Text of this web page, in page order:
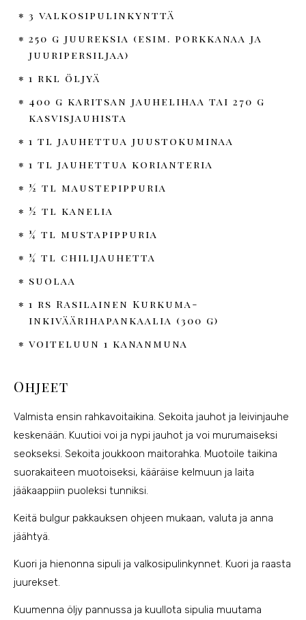
3 valkosipulinkynttä
250 g juureksia (esim. porkkanaa ja
juuripersiljaa)
1 rkl öljyä
400 g karitsan jauhelihaa tai 270 g
kasvisjauhista
1 tl jauhettua juustokuminaa
1 tl jauhettua korianteria
½ tl maustepippuria
½ tl kanelia
¼ tl mustapippuria
¼ tl chilijauhetta
suolaa
1 rs Rasilainen Kurkuma-
inkiväärihapankaalia (300 g)
voiteluun 1 kananmuna
Ohjeet
Valmista ensin rahkavoitaikina. Sekoita jauhot ja leivinjauhe
keskenään. Kuutioi voi ja nypi jauhot ja voi murumaiseksi
seokseksi. Sekoita joukkoon maitorahka. Muotoile taikina
suorakaiteen muotoiseksi, kääräise kelmuun ja laita
jääkaappiin puoleksi tunniksi.
Keitä bulgur pakkauksen ohjeen mukaan, valuta ja anna
jäähtyä.
Kuori ja hienonna sipuli ja valkosipulinkynnet. Kuori ja raasta
juurekset.
Kuumenna öljy pannussa ja kuullota sipulia muutama